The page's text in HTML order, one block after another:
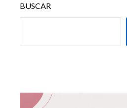
BUSCAR